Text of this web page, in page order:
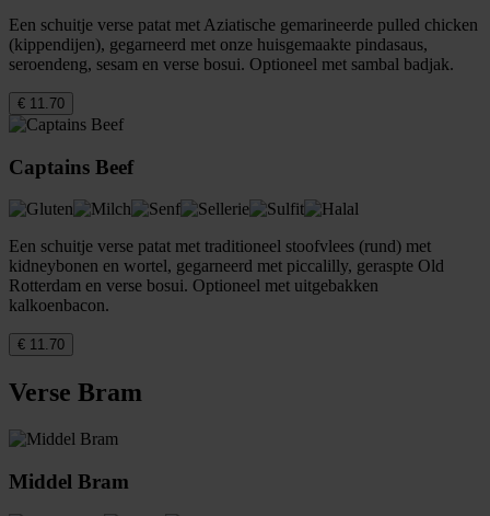
Een schuitje verse patat met Aziatische gemarineerde pulled chicken
(kippendijen), gegarneerd met onze huisgemaakte pindasaus,
seroendeng, sesam en verse bosui. Optioneel met sambal badjak.
€ 11.70
Captains Beef
Een schuitje verse patat met traditioneel stoofvlees (rund) met
kidneybonen en wortel, gegarneerd met piccalilly, geraspte Old
Rotterdam en verse bosui. Optioneel met uitgebakken
kalkoenbacon.
€ 11.70
Verse Bram
Middel Bram